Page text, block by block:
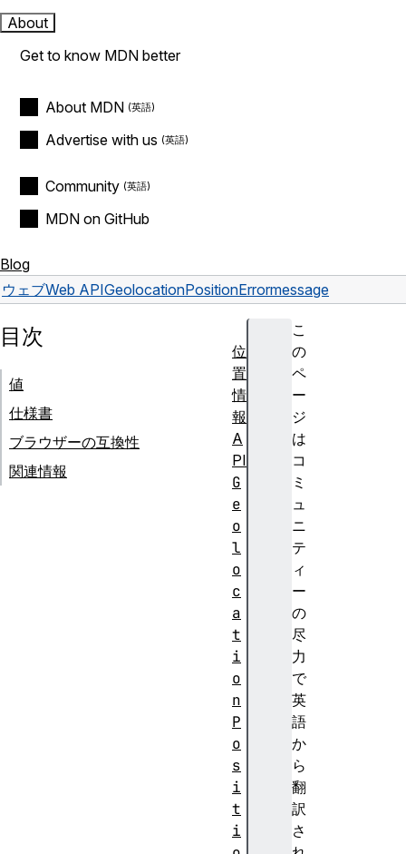
About
Get to know MDN better
About MDN
Advertise with us
Community
MDN on GitHub
Blog
ウェブWeb APIGeolocationPositionErrormessage
こ
の
ペ
ー
ジ
は
コ
ミ
ュ
ニ
テ
ィ
ー
の
尽
力
で
英
語
か
ら
翻
訳
さ
目次
値
仕様書
ブラウザーの互換性
関連情報
位
置
情
報
A
PI
G
e
o
l
o
c
a
t
i
o
n
P
o
s
i
t
i